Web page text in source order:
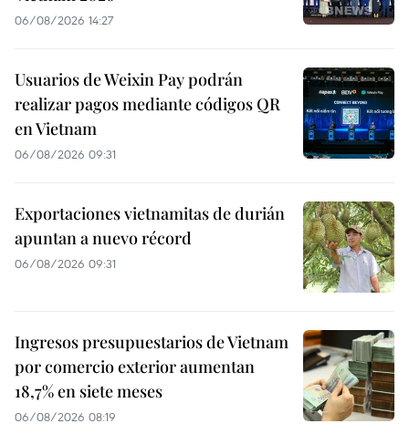
06/08/2026 14:27
Usuarios de Weixin Pay podrán
realizar pagos mediante códigos QR
en Vietnam
06/08/2026 09:31
Exportaciones vietnamitas de durián
apuntan a nuevo récord
06/08/2026 09:31
Ingresos presupuestarios de Vietnam
por comercio exterior aumentan
18,7% en siete meses
06/08/2026 08:19